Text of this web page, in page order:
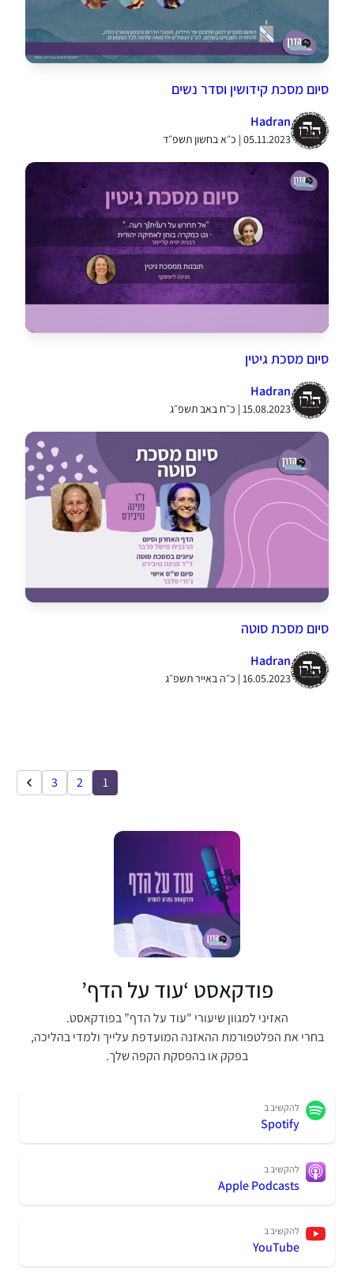
סיום מסכת קידושין וסדר נשים
Hadran
05.11.2023 | כ״א בחשון תשפ״ד
סיום מסכת גיטין
Hadran
15.08.2023 | כ״ח באב תשפ״ג
סיום מסכת סוטה
Hadran
16.05.2023 | כ״ה באייר תשפ״ג
1
2
3
פודקאסט ‘עוד על הדף’
האזיני למגוון שיעורי "עוד על הדף” בפודקאסט.
בחרי את הפלטפורמת ההאזנה המועדפת עלייך ולמדי בהליכה,
בפקק או בהפסקת הקפה שלך.
להקשיב ב
Spotify
להקשיב ב
Apple Podcasts
להקשיב ב
YouTube